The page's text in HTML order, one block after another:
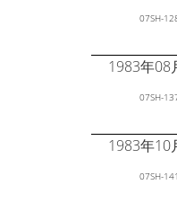
07SH-
1983年08
07SH-
1983年10
07SH-